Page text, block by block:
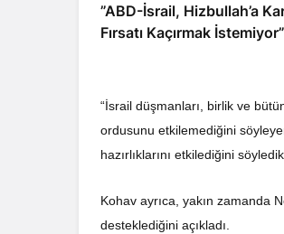
​​​​​​​”ABD-İsrail, Hizbullah’a
Fırsatı Kaçırmak İstemiyor”
“İsrail düşmanları, birlik ve
ordusunu etkilemediğini
hazırlıklarını etkilediğini
Kohav ayrıca, yakın zamanda
desteklediğini açıkladı.